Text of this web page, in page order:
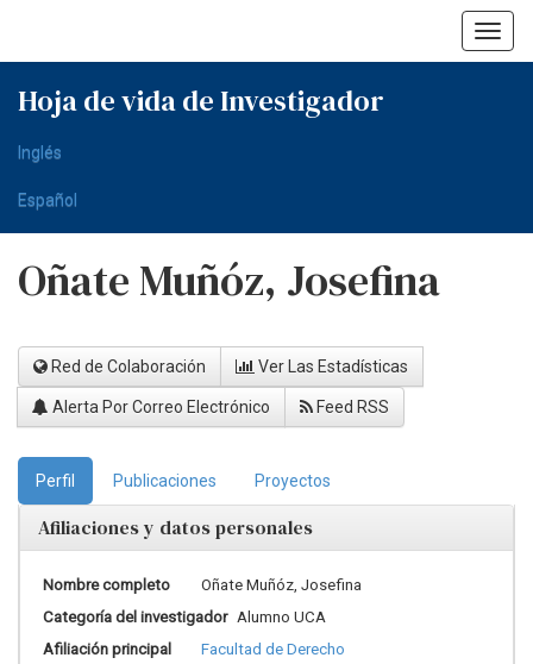
Hoja de vida de Investigador
Inglés
Español
Oñate Muñóz, Josefina
Red de Colaboración Ver Las Estadísticas
Alerta Por Correo Electrónico Feed RSS
Perfil Publicaciones Proyectos
Afiliaciones y datos personales
Nombre completo
Oñate Muñóz, Josefina
Categoría del investigador Alumno UCA
Afiliación principal
Facultad de Derecho